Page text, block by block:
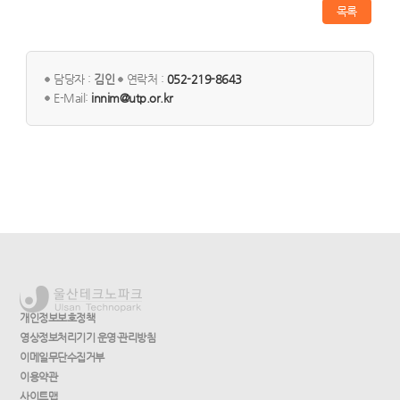
목록
담당자 : 김인 연락처 : 052-219-8643
E-Mail: innim@utp.or.kr
개인정보보호정책
영상정보처리기기 운영·관리방침
이메일무단수집거부
이용약관
사이트맵